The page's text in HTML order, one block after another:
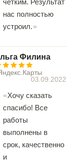
четким. Результат
нас полностью
устроил.
Филина
03.09.2022
Хочу сказать
спасибо! Все
работы
выполнены в
срок, качественно
и